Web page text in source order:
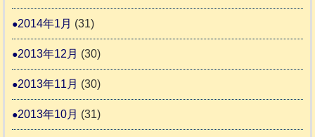
2014年1月 (31)
2013年12月 (30)
2013年11月 (30)
2013年10月 (31)